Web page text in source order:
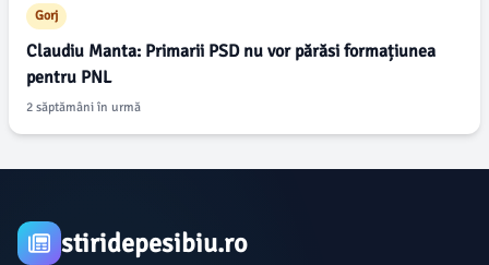
Gorj
Claudiu Manta: Primarii PSD nu vor părăsi formațiunea
pentru PNL
2 săptămâni în urmă
stiridepesibiu.ro